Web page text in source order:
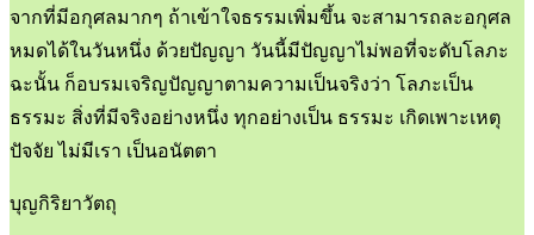
จากที่มีอกุศลมากๆ ถ้าเข้าใจธรรมเพิ่มขึ้น จะสามารถละอกุศล
หมดได้ในวันหนึ่ง ด้วยปัญญา วันนี้มีปัญญาไม่พอที่จะดับโลภะ
ฉะนั้น ก็อบรมเจริญปัญญาตามความเป็นจริงว่า โลภะเป็น
ธรรมะ สิ่งที่มีจริงอย่างหนึ่ง ทุกอย่างเป็น ธรรมะ เกิดเพาะเหตุ
ปัจจัย ไม่มีเรา เป็นอนัตตา
บุญกิริยาวัตถุ